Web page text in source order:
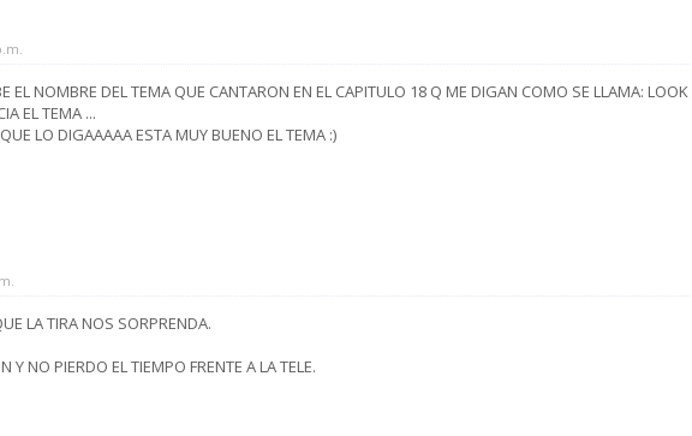
EL NOMBRE DEL TEMA QUE CANTARON EN EL CAPITULO 18 Q ME DIGAN COMO SE LLAMA: LOOK
EL TEMA ...
LO DIGAAAAA ESTA MUY BUENO EL TEMA :)
LA TIRA NOS SORPRENDA.
Y NO PIERDO EL TIEMPO FRENTE A LA TELE.